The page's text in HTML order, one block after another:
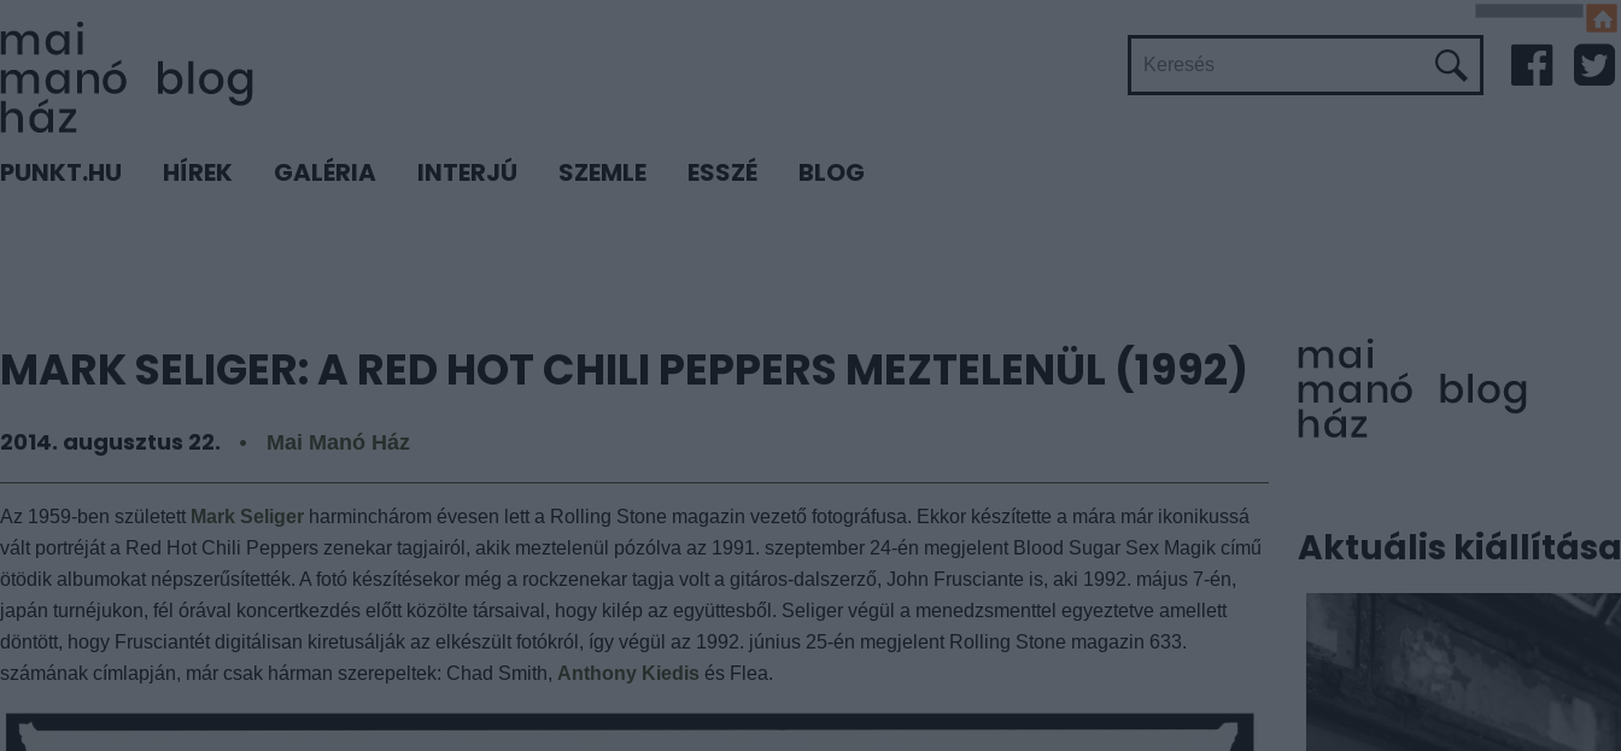
PUNKT.HU HÍREK GALÉRIA INTERJÚ SZEMLE ESSZÉ BLOG
MARK SELIGER: A RED HOT CHILI PEPPERS MEZTELENÜL (1992)
2014. augusztus 22. Mai Manó Ház
Az 1959-ben született Mark Seliger harminchárom évesen lett a Rolling Stone magazin vezető fotográfusa. Ekkor készítette a mára már ikonikussá
vált portréját a Red Hot Chili Peppers zenekar tagjairól, akik meztelenül pózólva az 1991. szeptember 24-én megjelent Blood Sugar Sex Magik című
ötödik albumokat népszerűsítették. A fotó készítésekor még a rockzenekar tagja volt a gitáros-dalszerző, John Frusciante is, aki 1992. május 7-én,
japán turnéjukon, fél órával koncertkezdés előtt közölte társaival, hogy kilép az együttesből. Seliger végül a menedzsmenttel egyeztetve amellett
döntött, hogy Frusciantét digitálisan kiretusálják az elkészült fotókról, így végül az 1992. június 25-én megjelent Rolling Stone magazin 633.
számának címlapján, már csak hárman szerepeltek: Chad Smith, Anthony Kiedis és Flea.
Aktuális